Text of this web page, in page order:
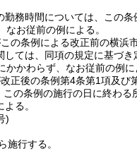
務時間については、この
お従前の例による。
の条例による改正前の横浜
しては、同項の規定に基づ
かわらず、なお従前の例に
正後の条例第4条第1項及
の条例の施行の日に終わ
る。
)
施行する。